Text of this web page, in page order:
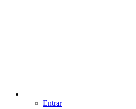
Entrar